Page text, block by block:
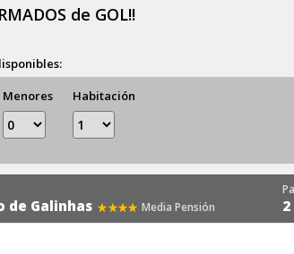
de GOL!!
Menores Habitación
de Galinhas Media Pensión